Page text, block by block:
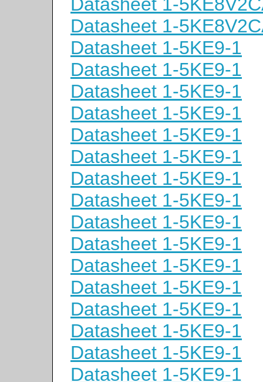
Datasheet 1-
Datasheet 1-5KE9-1
Datasheet 1-5KE9-1
Datasheet 1-5KE9-1
Datasheet 1-5KE9-1
Datasheet 1-5KE9-1
Datasheet 1-5KE9-1
Datasheet 1-5KE9-1
Datasheet 1-5KE9-1
Datasheet 1-5KE9-1
Datasheet 1-5KE9-1
Datasheet 1-5KE9-1
Datasheet 1-5KE9-1
Datasheet 1-5KE9-1
Datasheet 1-5KE9-1
Datasheet 1-5KE9-1
Datasheet 1-5KE9-1